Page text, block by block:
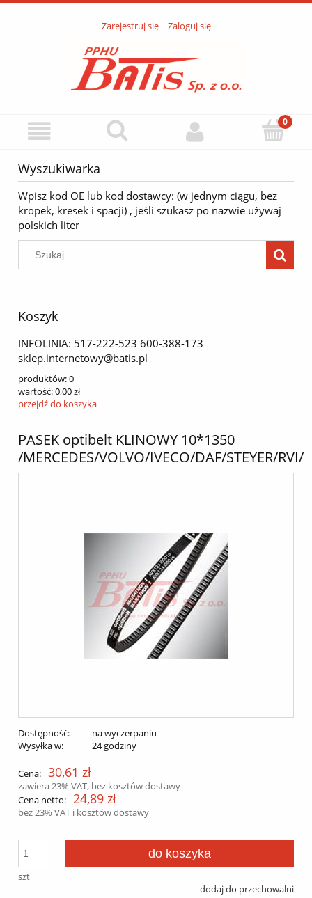
Zarejestruj się Zaloguj się
Wyszukiwarka
Wpisz kod OE lub kod dostawcy: (w jednym ciągu, bez
kropek, kresek i spacji) , jeśli szukasz po nazwie używaj
polskich liter
Koszyk
INFOLINIA: 517-222-523 600-388-173
sklep.internetowy@batis.pl
produktów:0
wartość:0,00 zł
przejdź do koszyka
PASEK optibelt KLINOWY 10*1350
/MERCEDES/VOLVO/IVECO/DAF/STEYER/RVI/
Dostępność:
na wyczerpaniu
Wysyłka w:
24 godziny
Cena: 30,61 zł
zawiera 23% VAT, bez kosztów dostawy
Cena netto: 24,89 zł
bez 23% VAT i kosztów dostawy
szt
do koszyka
dodaj do przechowalni